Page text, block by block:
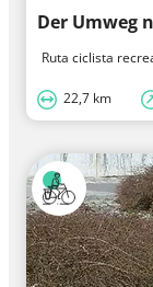
Der Umweg
Ruta ciclista
22,7 km